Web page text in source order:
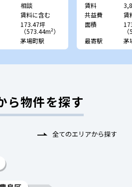
相談
賃料に含む
173.47坪
（573.44m²）
茅場町駅
賃料
共益費
賃
面積
最寄駅
茅
ら物件を探す
全てのエリアから探す